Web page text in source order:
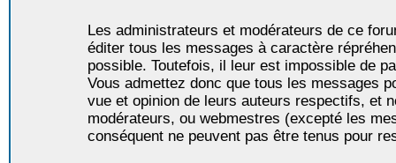
Les administrateurs et modérateurs de ce
éditer tous les messages à caractère
possible. Toutefois, il leur est impossible de
Vous admettez donc que tous les messages
vue et opinion de leurs auteurs respectifs, et
modérateurs, ou webmestres (excepté les
conséquent ne peuvent pas être tenus pour